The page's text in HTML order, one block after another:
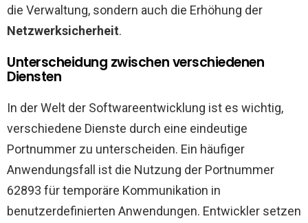
die Verwaltung, sondern auch die Erhöhung der
Netzwerksicherheit.
Unterscheidung zwischen verschiedenen
Diensten
In der Welt der Softwareentwicklung ist es wichtig,
verschiedene Dienste durch eine eindeutige
Portnummer zu unterscheiden. Ein häufiger
Anwendungsfall ist die Nutzung der Portnummer
62893 für temporäre Kommunikation in
benutzerdefinierten Anwendungen. Entwickler setzen